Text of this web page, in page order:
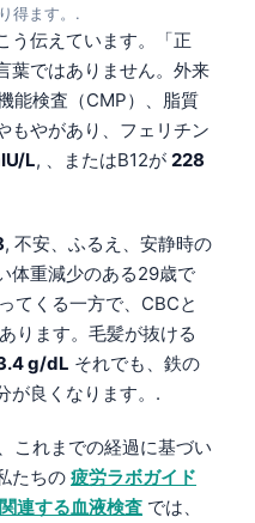
得ます。.
う伝えています。「正
葉ではありません。外来
能検査（CMP）、脂質
もやがあり、フェリチン
L, 、またはB12が 228
, 不安、ふるえ、安静時の
体重減少のある29歳で
てくる一方で、CBCと
ります。毛髪が抜ける
g/dL それでも、鉄の
が良くなります。.
これまでの経過に基づい
たちの 疲労ラボガイド
連する血液検査 では、